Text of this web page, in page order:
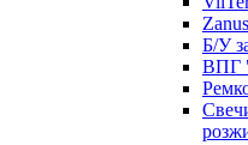
Б/У
ВПГ